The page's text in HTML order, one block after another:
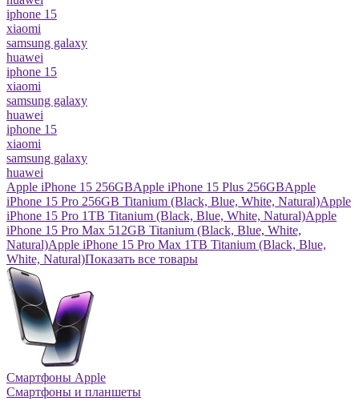
iphone 15
xiaomi
samsung galaxy
huawei
iphone 15
xiaomi
samsung galaxy
huawei
iphone 15
xiaomi
samsung galaxy
huawei
Apple iPhone 15 256GBApple iPhone 15 Plus 256GBApple
iPhone 15 Pro 256GB Titanium (Black, Blue, White, Natural)Apple
iPhone 15 Pro 1TB Titanium (Black, Blue, White, Natural)Apple
iPhone 15 Pro Max 512GB Titanium (Black, Blue, White,
Natural)Apple iPhone 15 Pro Max 1TB Titanium (Black, Blue,
White, Natural)Показать все товары
Смартфоны Apple
Смартфоны и планшеты